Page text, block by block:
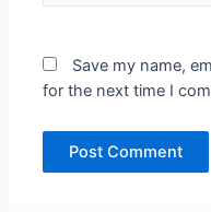
Save my name,
for the next time I